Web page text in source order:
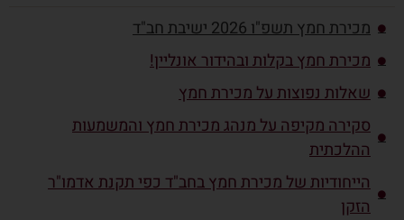
מכירת חמץ תשפ"ו 2026 ישיבת חב"ד
מכירת חמץ בקלות ובהידור אונליין!
שאלות נפוצות על מכירת חמץ
סקירה מקיפה על מנהג מכירת חמץ והמשמעות
ההלכתית
הייחודיות של מכירת חמץ בחב"ד כפי תקנת אדמו"ר
הזקן